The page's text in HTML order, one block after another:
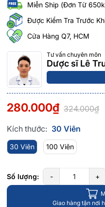
Miễn Ship (Đơn Từ
Được Kiểm Tra Trước
Cửa Hàng Q7, HCM
Tư vấn chuyên môn
Dược sĩ Lê
280.000₫ 324.000₫
Kích thước: 30 Viên
30 Viên 100 Viên
Số lượng: - +
Giao hàng tận nơi